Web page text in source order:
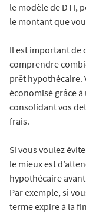
le modèle de DTI,
le montant que
Il est important de
comprendre
prêt hypothécaire.
économisé grâce
consolidant vos
frais.
Si vous voulez
le mieux est
hypothécaire
Par exemple, si
terme expire à la